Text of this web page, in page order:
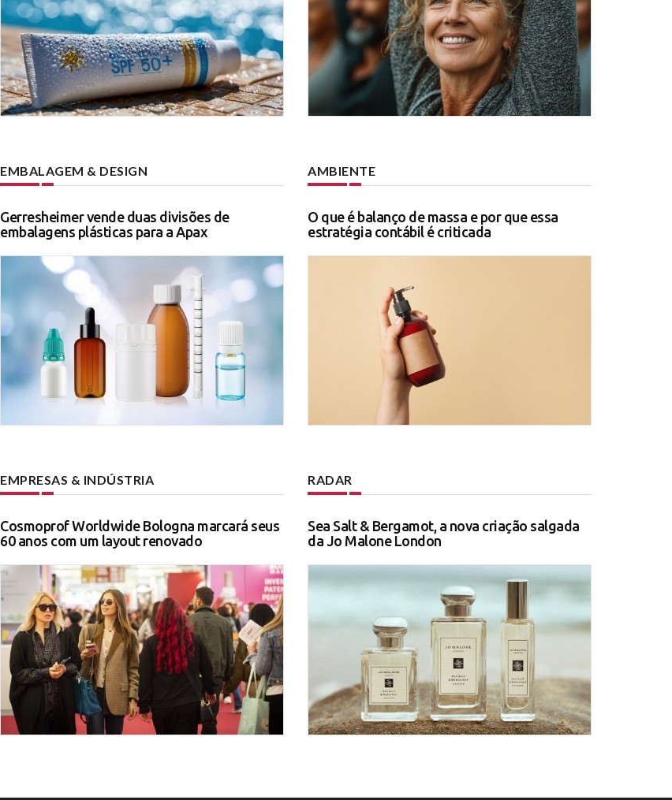
EMBALAGEM & DESIGN
Gerresheimer vende duas divisões de
embalagens plásticas para a Apax
AMBIENTE
O que é balanço de massa e por que essa
estratégia contábil é criticada
EMPRESAS & INDÚSTRIA
Cosmoprof Worldwide Bologna marcará seus
60 anos com um layout renovado
RADAR
Sea Salt & Bergamot, a nova criação salgada
da Jo Malone London